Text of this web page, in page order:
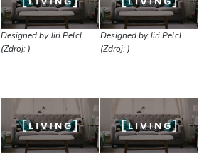
Designed by Jiri Pelcl
(Zdroj: )
Designed by Jiri Pelcl
(Zdroj: )